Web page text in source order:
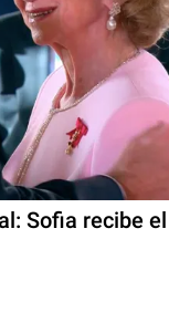
Sofia recibe